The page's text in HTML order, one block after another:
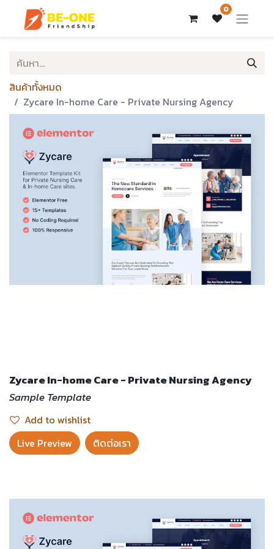
0
สินค้าทั้งหมด
Zycare In-home Care - Private Nursing Agency
Zycare In-home Care - Private Nursing Agency
Sample Template
Add to wishlist
Live Preview​
ติดต่อเรา